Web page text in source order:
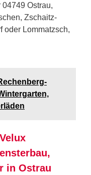
Ostrau,
Zschaitz-
oder Lommatzsch,
in Ostrau